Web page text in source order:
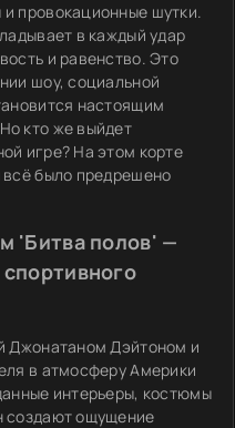
провокационные шутки.
в каждый удар
и равенство. Это
шоу, социальной
настоящим
кто же выйдет
игре? На этом корте
было предрешено
'Битва полов' —
Джонатаном Дэйтоном и
в атмосферу Америки
интерьеры, костюмы
создают ощущение